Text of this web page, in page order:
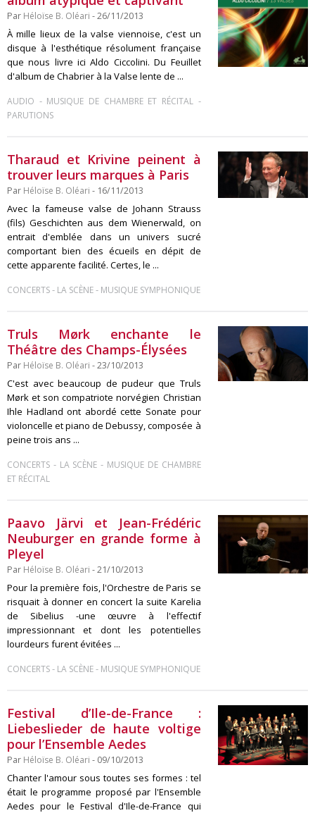
Par Héloïse B. Oléari - 26/11/2013
À mille lieux de la valse viennoise, c'est un
disque à l'esthétique résolument française
que nous livre ici Aldo Ciccolini. Du Feuillet
d'album de Chabrier à la Valse lente de ...
AUDIO - MUSIQUE DE CHAMBRE ET RÉCITAL-
PARUTIONS
Tharaud et Krivine peinent à
trouver leurs marques à Paris
Par Héloïse B. Oléari - 16/11/2013
Avec la fameuse valse de Johann Strauss
(fils) Geschichten aus dem Wienerwald, on
entrait d'emblée dans un univers sucré
comportant bien des écueils en dépit de
cette apparente facilité. Certes, le ...
CONCERTS- LA SCÈNE- MUSIQUE SYMPHONIQUE
Truls Mørk enchante le
Théâtre des Champs-Élysées
Par Héloïse B. Oléari - 23/10/2013
C'est avec beaucoup de pudeur que Truls
Mørk et son compatriote norvégien Christian
Ihle Hadland ont abordé cette Sonate pour
violoncelle et piano de Debussy, composée à
peine trois ans ...
CONCERTS - LA SCÈNE - MUSIQUE DE CHAMBRE
ET RÉCITAL
Paavo Järvi et Jean-Frédéric
Neuburger en grande forme à
Pleyel
Par Héloïse B. Oléari - 21/10/2013
Pour la première fois, l'Orchestre de Paris se
risquait à donner en concert la suite Karelia
de Sibelius -une œuvre à l'effectif
impressionnant et dont les potentielles
lourdeurs furent évitées ...
CONCERTS- LA SCÈNE- MUSIQUE SYMPHONIQUE
Festival d’Ile-de-France :
Liebeslieder de haute voltige
pour l’Ensemble Aedes
Par Héloïse B. Oléari - 09/10/2013
Chanter l'amour sous toutes ses formes : tel
était le programme proposé par l'Ensemble
Aedes pour le Festival d'Ile-de-France qui